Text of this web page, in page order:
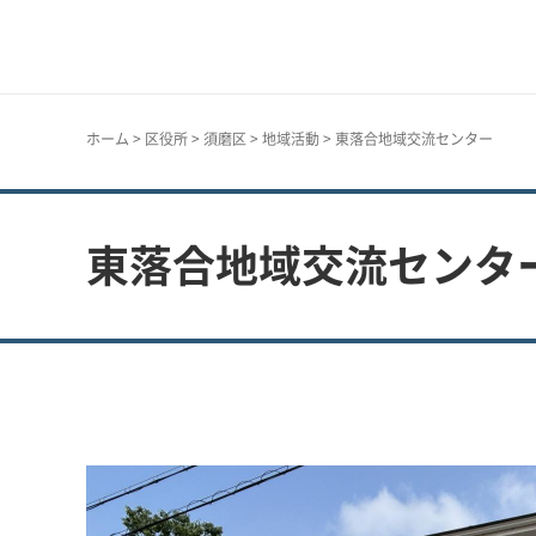
ホーム > 区役所> 須磨区> 地域活動> 東落合地域交流センター
東落合地域交流センタ